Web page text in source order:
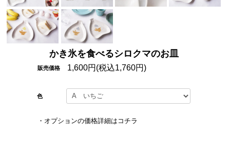
かき氷を食べるシロクマのお皿
販売価格 1,600円(税込1,760円)
色
・ オプションの価格詳細はコチラ